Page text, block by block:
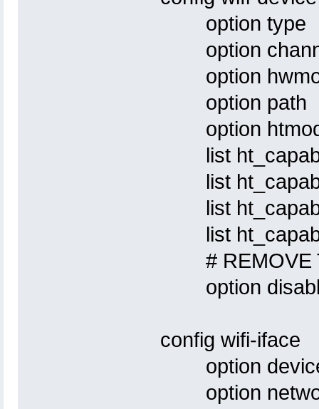
option type
option
option
option path
option
list ht_capab
list ht_capab
list ht_capab
list ht_capab
# REMOVE
option
config wifi-iface
option
option